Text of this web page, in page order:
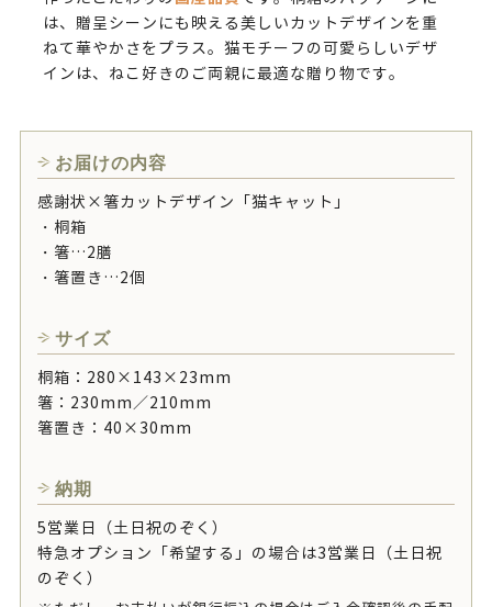
は、贈呈シーンにも映える美しいカットデザインを重
ねて華やかさをプラス。猫モチーフの可愛らしいデザ
インは、ねこ好きのご両親に最適な贈り物です。
お届けの内容
感謝状×箸カットデザイン「猫キャット」
・桐箱
・箸…2膳
・箸置き…2個
サイズ
桐箱：280×143×23mm
箸：230mm／210mm
箸置き：40×30mm
納期
5営業日（土日祝のぞく）
特急オプション「希望する」の場合は3営業日（土日祝
のぞく）